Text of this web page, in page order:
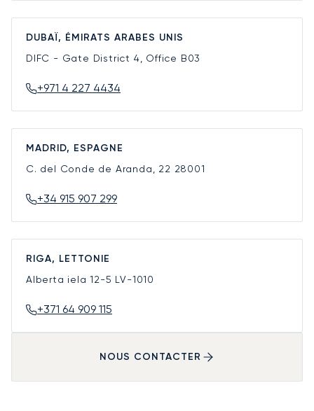
DUBAÏ, ÉMIRATS ARABES UNIS
DIFC - Gate District 4, Office B03
+971 4 227 4434
MADRID, ESPAGNE
C. del Conde de Aranda, 22 28001
+34 915 907 299
RIGA, LETTONIE
Alberta iela 12-5 LV-1010
+371 64 909 115
NOUS CONTACTER